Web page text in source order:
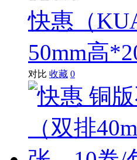
快惠（
50mm高
对比 收藏 0